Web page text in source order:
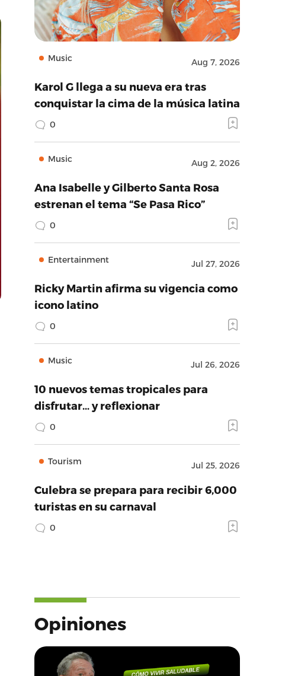
Music Aug 7, 2026
Karol G llega a su nueva era tras
conquistar la cima de la música latina
0
Music Aug 2, 2026
Ana Isabelle y Gilberto Santa Rosa
estrenan el tema “Se Pasa Rico”
0
Entertainment Jul 27, 2026
Ricky Martin afirma su vigencia como
icono latino
0
Music Jul 26, 2026
10 nuevos temas tropicales para
disfrutar… y reflexionar
0
Tourism Jul 25, 2026
Culebra se prepara para recibir 6,000
turistas en su carnaval
0
Opiniones